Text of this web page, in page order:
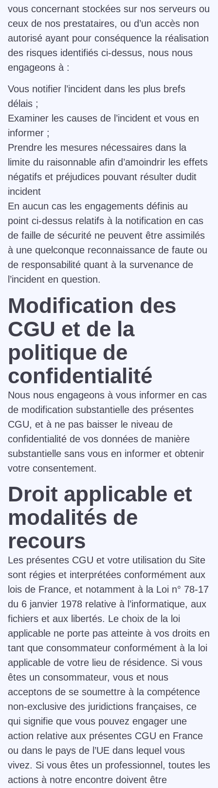
vous concernant stockées sur nos serveurs ou
ceux de nos prestataires, ou d’un accès non
autorisé ayant pour conséquence la réalisation
des risques identifiés ci-dessus, nous nous
engageons à :
Vous notifier l’incident dans les plus brefs
délais ;
Examiner les causes de l’incident et vous en
informer ;
Prendre les mesures nécessaires dans la
limite du raisonnable afin d’amoindrir les effets
négatifs et préjudices pouvant résulter dudit
incident
En aucun cas les engagements définis au
point ci-dessus relatifs à la notification en cas
de faille de sécurité ne peuvent être assimilés
à une quelconque reconnaissance de faute ou
de responsabilité quant à la survenance de
l’incident en question.
Modification des
CGU et de la
politique de
confidentialité
Nous nous engageons à vous informer en cas
de modification substantielle des présentes
CGU, et à ne pas baisser le niveau de
confidentialité de vos données de manière
substantielle sans vous en informer et obtenir
votre consentement.
Droit applicable et
modalités de
recours
Les présentes CGU et votre utilisation du Site
sont régies et interprétées conformément aux
lois de France, et notamment à la Loi n° 78-17
du 6 janvier 1978 relative à l’informatique, aux
fichiers et aux libertés. Le choix de la loi
applicable ne porte pas atteinte à vos droits en
tant que consommateur conformément à la loi
applicable de votre lieu de résidence. Si vous
êtes un consommateur, vous et nous
acceptons de se soumettre à la compétence
non-exclusive des juridictions françaises, ce
qui signifie que vous pouvez engager une
action relative aux présentes CGU en France
ou dans le pays de l’UE dans lequel vous
vivez. Si vous êtes un professionnel, toutes les
actions à notre encontre doivent être